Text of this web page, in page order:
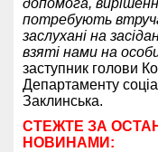
допомога,
потребують
заслухані на
взяті нами на
заступник голови
Департаменту
Заклинська.
СТЕЖТЕ ЗА
НОВИНАМИ: